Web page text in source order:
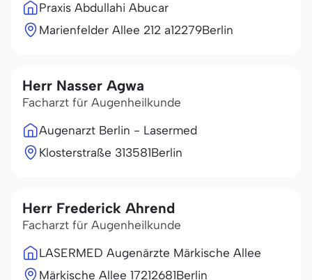
Praxis Abdullahi Abucar
Marienfelder Allee 212 a12279Berlin
Herr Nasser Agwa
Facharzt für Augenheilkunde
Augenarzt Berlin - Lasermed
Klosterstraße 313581Berlin
Herr Frederick Ahrend
Facharzt für Augenheilkunde
LASERMED Augenärzte Märkische Allee
Märkische Allee 17212681Berlin